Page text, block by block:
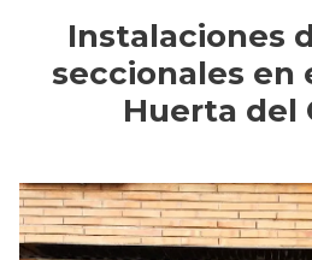
Instalaciones
seccionales en
Huerta del